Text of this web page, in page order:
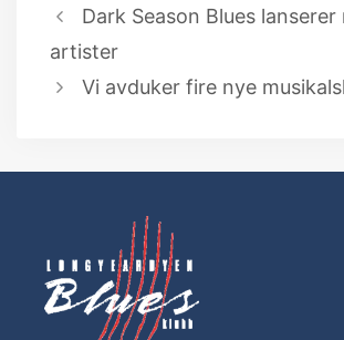
Dark Season Blues
artister
Vi avduker fire nye